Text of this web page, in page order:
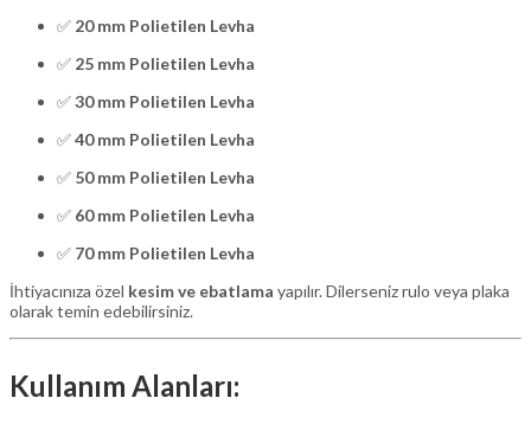
✅ 20 mm Polietilen Levha
✅ 25 mm Polietilen Levha
✅30 mm Polietilen Levha
✅40 mm Polietilen Levha
✅ 50 mm Polietilen Levha
✅ 60 mm Polietilen Levha
✅ 70 mm Polietilen Levha
İhtiyacınıza özel kesim ve ebatlama yapılır. Dilerseniz rulo veya plaka
olarak temin edebilirsiniz.
Kullanım Alanları: